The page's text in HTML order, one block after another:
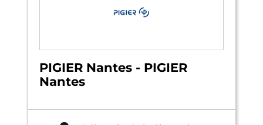
PIGIER Nantes - PIGIER
Nantes